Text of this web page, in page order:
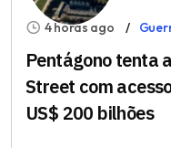
4 horas ago
Pentágono tenta
Street com
US$ 200 bilhões